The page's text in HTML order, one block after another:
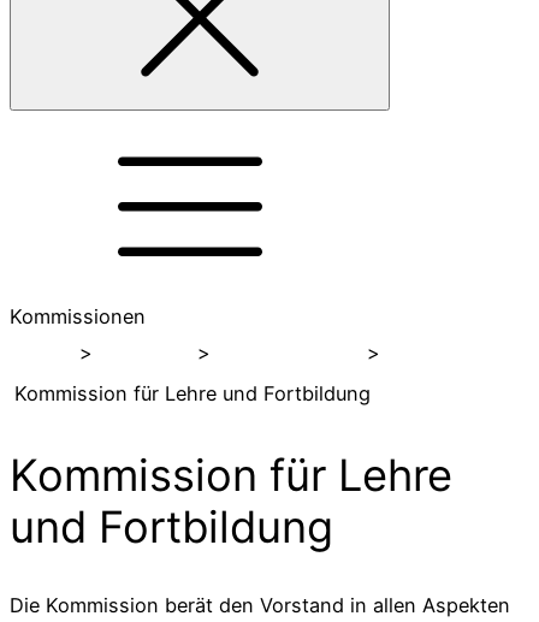
Kommissionen
> >
>
Kommission für Lehre und Fortbildung
Kommission für Lehre
und Fortbildung
Die Kommission berät den Vorstand in allen Aspekten